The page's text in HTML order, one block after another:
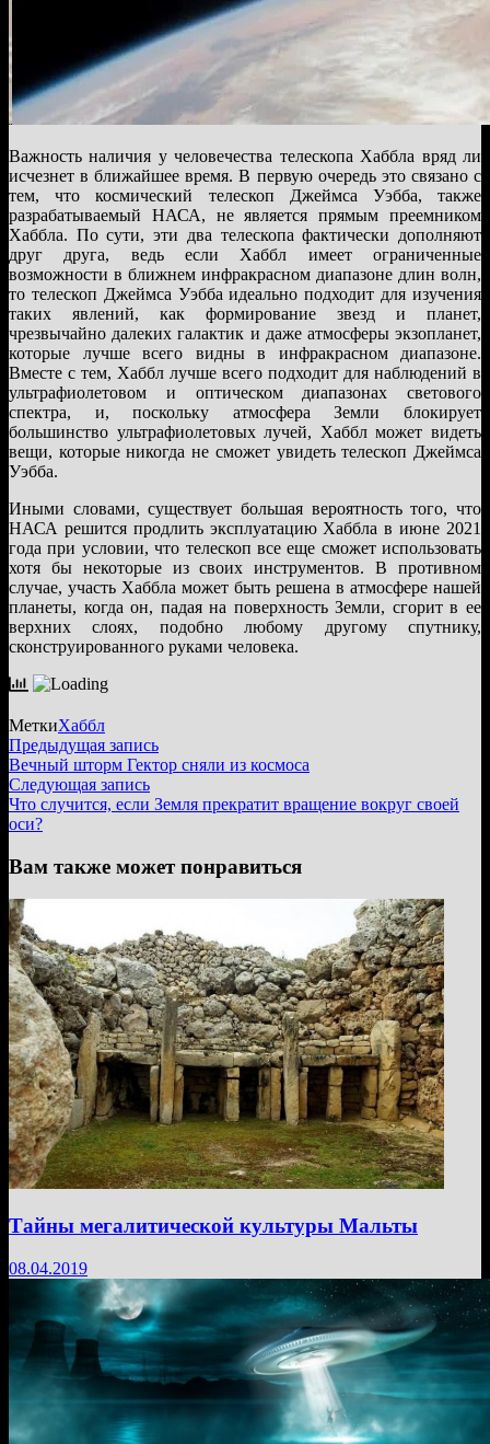
Важность наличия у человечества телескопа Хаббла вряд ли
исчезнет в ближайшее время. В первую очередь это связано с
тем, что космический телескоп Джеймса Уэбба, также
разрабатываемый НАСА, не является прямым преемником
Хаббла. По сути, эти два телескопа фактически дополняют
друг друга, ведь если Хаббл имеет ограниченные
возможности в ближнем инфракрасном диапазоне длин волн,
то телескоп Джеймса Уэбба идеально подходит для изучения
таких явлений, как формирование звезд и планет,
чрезвычайно далеких галактик и даже атмосферы экзопланет,
которые лучше всего видны в инфракрасном диапазоне.
Вместе с тем, Хаббл лучше всего подходит для наблюдений в
ультрафиолетовом и оптическом диапазонах светового
спектра, и, поскольку атмосфера Земли блокирует
большинство ультрафиолетовых лучей, Хаббл может видеть
вещи, которые никогда не сможет увидеть телескоп Джеймса
Уэбба.
Иными словами, существует большая вероятность того, что
НАСА решится продлить эксплуатацию Хаббла в июне 2021
года при условии, что телескоп все еще сможет использовать
хотя бы некоторые из своих инструментов. В противном
случае, участь Хаббла может быть решена в атмосфере нашей
планеты, когда он, падая на поверхность Земли, сгорит в ее
верхних слоях, подобно любому другому спутнику,
сконструированного руками человека.
МеткиХаббл
Навигация
по
записям
Предыдущая записьПредыдущая
запись:
Вечный шторм Гектор сняли из космоса
Следующая записьСледующая
запись:
Что случится, если Земля прекратит вращение вокруг своей
оси?
Вам также может понравиться
Тайны мегалитической культуры Мальты
08.04.2019